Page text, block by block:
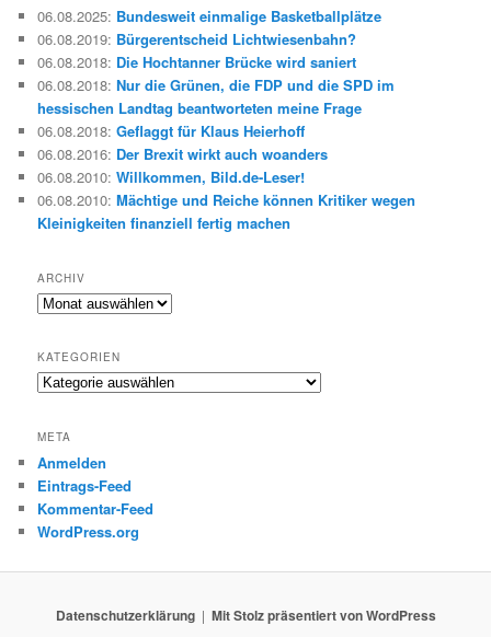
n
06.08.2025: Bundesweit einmalige Basketballplätze
06.08.2019: Bürgerentscheid Lichtwiesenbahn?
06.08.2018: Die Hochtanner Brücke wird saniert
06.08.2018:Nur die Grünen, die FDP und die SPD im
hessischen Landtag beantworteten meine Frage
06.08.2018:Geflaggt für Klaus Heierhoff
06.08.2016: Der Brexit wirkt auch woanders
06.08.2010:Willkommen, Bild.de-Leser!
06.08.2010:Mächtige und Reiche können Kritiker wegen
Kleinigkeiten finanziell fertig machen
ARCHIV
Archiv
KATEGORIEN
Kategorien
META
Anmelden
Eintrags-Feed
Kommentar-Feed
WordPress.org
Datenschutzerklärung Mit Stolz präsentiert von WordPress